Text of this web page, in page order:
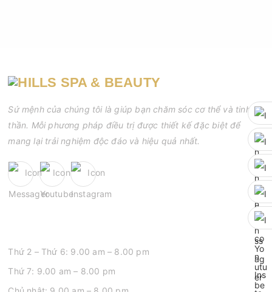
Sứ mệnh của chúng tôi là giúp bạn chăm sóc cơ thể và tinh
thần. Mỗi phương pháp điều trị được thiết kế đặc biệt để
mang lại trải nghiệm độc đáo và hiệu quả nhất.
Thứ 2 – Thứ 6: 9.00 am – 8.00 pm
Thứ 7: 9.00 am – 8.00 pm